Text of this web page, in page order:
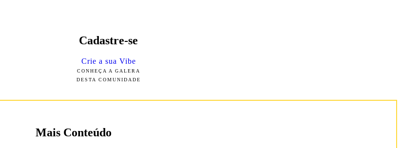
Cadastre-se
Crie a sua Vibe
CONHEÇA A GALERA
DESTA COMUNIDADE
Mais Conteúdo